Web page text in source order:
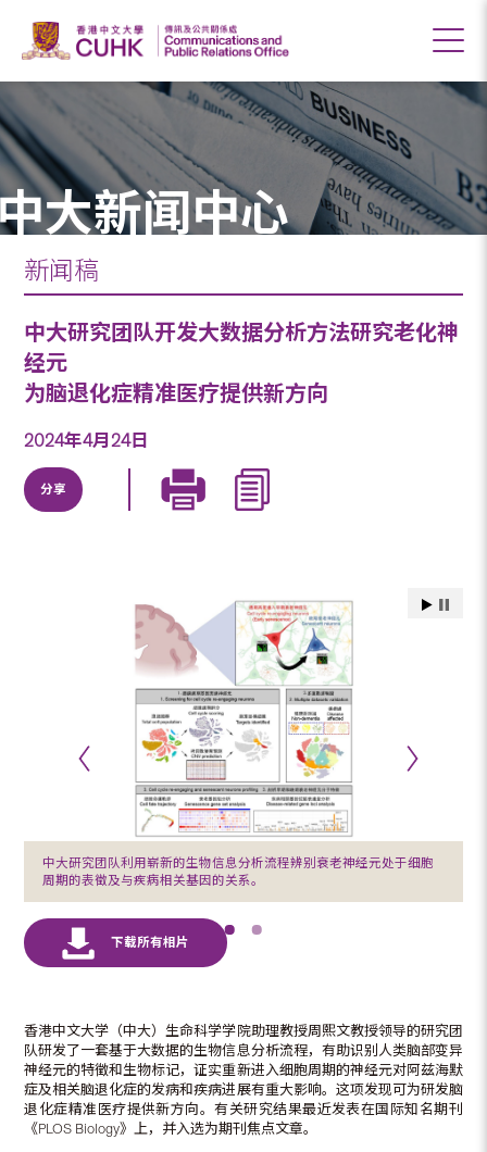
大新闻中心
新闻稿
中大研究团队开发大数据分析方法研究老化神
经元
为脑退化症精准医疗提供新方向
2024年4月24日
分享
中大研究团队利用崭新的生物信息分析流程辨别衰老神经元处于细胞
周期的表徵及与疾病相关基因的关系。
香港中文大学（中大）生命科学学院助理教授周熙文教授领导的研究团
队研发了一套基于大数据的生物信息分析流程，有助识别人类脑部变异
神经元的特徵和生物标记，证实重新进入细胞周期的神经元对阿兹海默
症及相关脑退化症的发病和疾病进展有重大影响。这项发现可为研发脑
退化症精准医疗提供新方向。有关研究结果最近发表在国际知名期刊
《PLOS Biology》上，并入选为期刊焦点文章。